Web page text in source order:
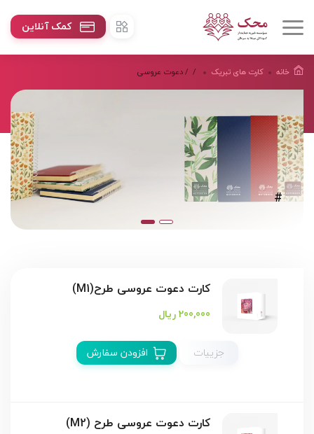
کمک آنلاین
خانه / کارت های تبریک / دعوت عروسی
#
کارت دعوت عروسی طرح(M1)
200,000 ریال
جزییات افزودن سفارش
کارت دعوت عروسی طرح (M2)